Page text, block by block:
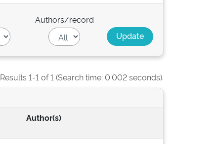
Authors/record
Results 1-1 of 1 (Search time: 0.002 seconds).
Author(s)